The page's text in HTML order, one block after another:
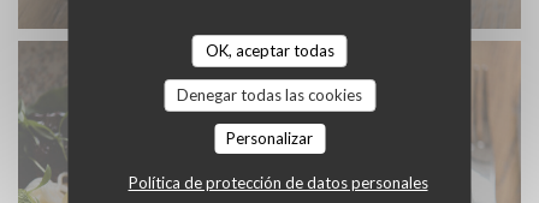
OK, aceptar todas
Denegar todas las cookies
Personalizar
Política de protección de datos personales